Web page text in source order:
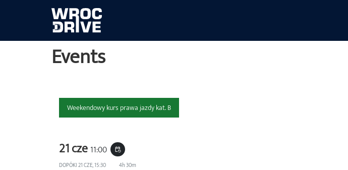
Events
Weekendowy kurs prawa jazdy kat. B
21 cze 11:00 event_repeat
DOPÓKI21 CZE, 15:30 4h 30m